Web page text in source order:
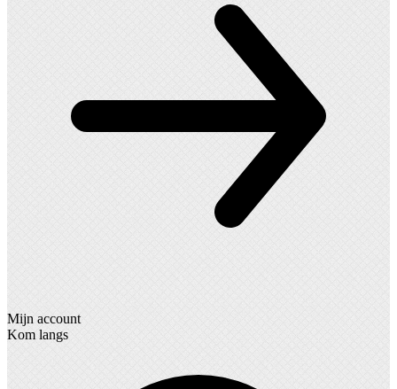
Mijn account
Kom langs